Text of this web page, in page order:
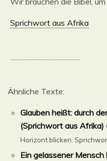
Sprichwort aus Afrika
..............................................
Ähnliche Texte:
Glauben heißt: durch
(Sprichwort aus Afrika)
Horizont blicken.
Ein gelassener